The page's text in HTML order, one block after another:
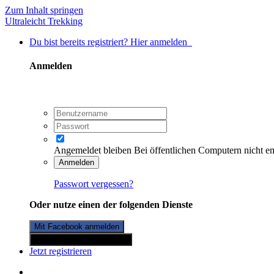
Zum Inhalt springen
Ultraleicht Trekking
Du bist bereits registriert? Hier anmelden
Anmelden
Angemeldet bleiben Bei öffentlichen Computern nicht
Anmelden
Passwort vergessen?
Oder nutze einen der folgenden Dienste
Mit Facebook anmelden
Jetzt registrieren